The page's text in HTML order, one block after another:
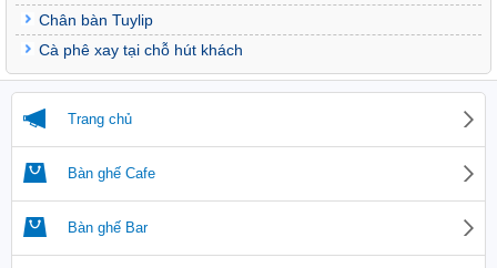
Chân bàn Tuylip
Cà phê xay tại chỗ hút khách
Trang chủ
Bàn ghế Cafe
Bàn ghế Bar